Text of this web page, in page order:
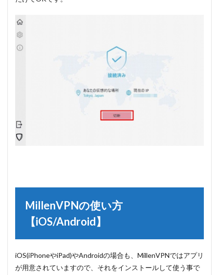
MillenVPNの使い方
【iOS/Android】
iOS(iPhoneやiPad)やAndroidの場合も、MillenVPNではアプリ
が用意されていますので、それをインストールして使う事で